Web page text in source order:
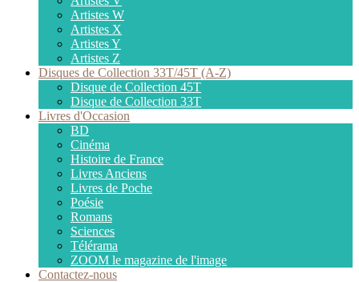
Artistes W
Artistes X
Artistes Y
Artistes Z
Disques de Collection 33T/45T (A-Z)
Disque de Collection 45T
Disque de Collection 33T
Livres d'Occasion
BD
Cinéma
Histoire de France
Livres Anciens
Livres de Poche
Poésie
Romans
Sciences
Télérama
ZOOM le magazine de l'image
Contactez-nous